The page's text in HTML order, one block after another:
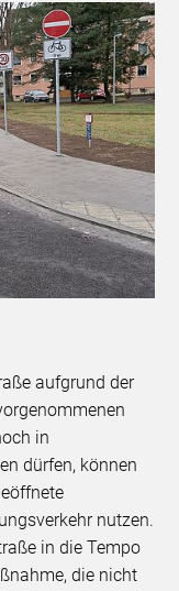
aufgrund der
in
dürfen, können
nutzen.
in die Tempo
die nicht